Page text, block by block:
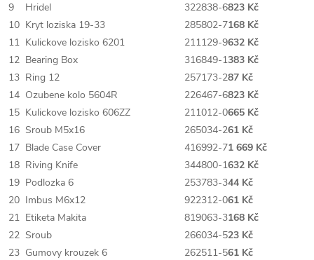
9
Hridel 322838-6823 Kč
10 Kryt loziska 19-33 285802-7168 Kč
11 Kulickove lozisko 6201 211129-9632 Kč
12 Bearing Box 316849-1383 Kč
13 Ring 12 257173-287 Kč
14 Ozubene kolo 5604R 226467-6823 Kč
15 Kulickove lozisko 606ZZ 211012-0665 Kč
16 Sroub M5x16 265034-261 Kč
17 Blade Case Cover 416992-71 669 Kč
18 Riving Knife 344800-1632 Kč
19 Podlozka 6 253783-344 Kč
20 Imbus M6x12 922312-061 Kč
21 Etiketa Makita 819063-3168 Kč
22 Sroub 266034-523 Kč
23 Gumovy krouzek 6 262511-561 Kč